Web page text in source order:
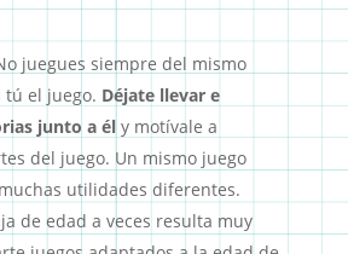
juegues siempre del mismo
tú el juego. Déjate llevar e
junto a ély motívale a
del juego. Un mismo juego
utilidades diferentes.
de edad a veces resulta muy